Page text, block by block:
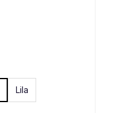
Lila